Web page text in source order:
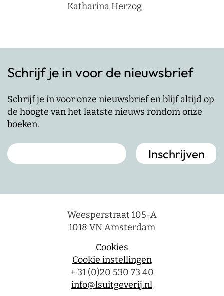
Katharina Herzog
Schrijf je in voor de nieuwsbrief
Schrijf je in voor onze nieuwsbrief en blijf altijd op
de hoogte van het laatste nieuws rondom onze
boeken.
Weesperstraat 105-A
1018 VN Amsterdam
Cookies
Cookie instellingen
+ 31 (0)20 530 73 40
info@lsuitgeverij.nl